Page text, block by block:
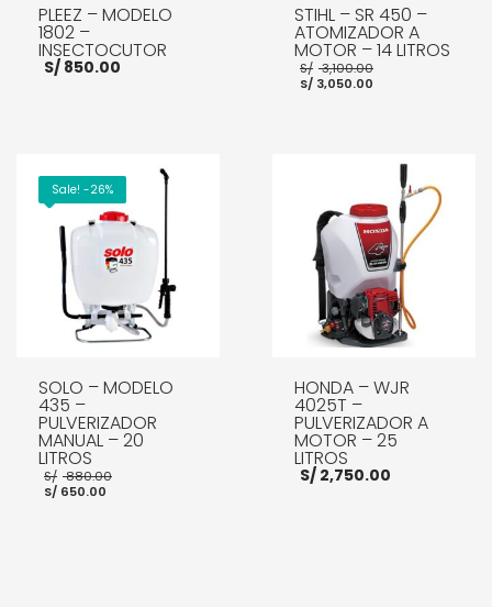
PLEEZ – MODELO
1802 –
INSECTOCUTOR
S/ 850.00
STIHL – SR 450 –
ATOMIZADOR A
MOTOR – 14 LITROS
S/ 3,100.00
S/3,050.00
AÑADIR AL CARRITO
Sale! -26%
SOLO – MODELO
435 –
PULVERIZADOR
MANUAL – 20
LITROS
S/ 880.00
S/ 650.00
HONDA – WJR
4025T –
PULVERIZADOR A
MOTOR – 25
LITROS
S/2,750.00